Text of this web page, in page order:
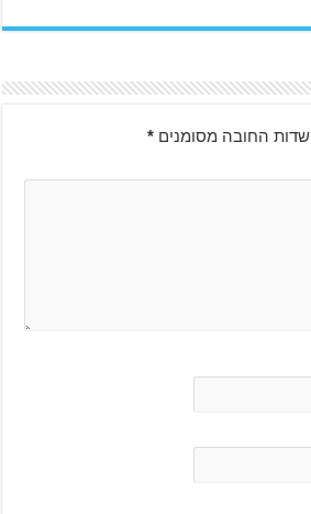
שדות החובה מסומנים*